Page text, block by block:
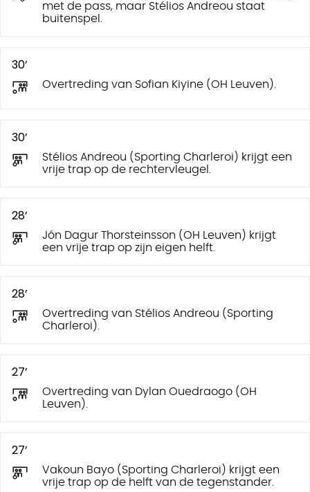
met de pass, maar Stélios Andreou staat
buitenspel.
30’
Overtreding van Sofian Kiyine (OH Leuven).
30’
Stélios Andreou (Sporting Charleroi) krijgt een
vrije trap op de rechtervleugel.
28’
Jón Dagur Thorsteinsson (OH Leuven) krijgt
een vrije trap op zijn eigen helft.
28’
Overtreding van Stélios Andreou (Sporting
Charleroi).
27’
Overtreding van Dylan Ouedraogo (OH
Leuven).
27’
Vakoun Bayo (Sporting Charleroi) krijgt een
vrije trap op de helft van de tegenstander.